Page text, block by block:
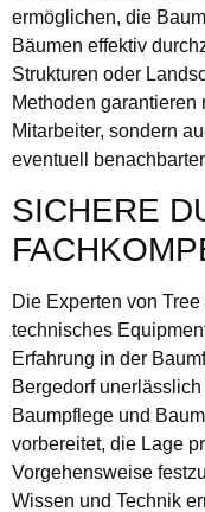
ermöglichen, die
Bäumen effektiv
Strukturen oder
Methoden
Mitarbeiter, sondern
eventuell
SICHERE
Die Experten von
technisches
Erfahrung in der
Bergedorf
Baumpflege und
vorbereitet, die Lage
Vorgehensweise
Wissen und Technik